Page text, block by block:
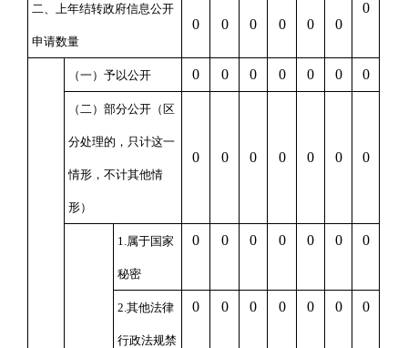
二、上年结转政府信息公开
申请数量
0 0 0 0 0 0
0
（一）予以公开 0 0 0 0 0 0 0
（二）部分公开 （区
分处理的，只计这一
情形，不计其他情
形）
0 0 0 0 0 0 0
1.属于国家
秘密
0 0 0 0 0 0 0
2.其他法律
行政法规禁
0 0 0 0 0 0 0